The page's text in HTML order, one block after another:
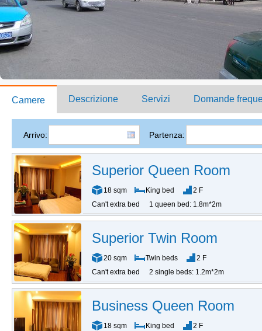
Camere Descrizione Servizi Domande
Arrivo: Partenza:
Superior Queen Room
18 sqm King bed
2 F
Can't extra bed
1 queen bed: 1.8m*2m
Superior Twin Room
20 sqm Twin beds
2 F
Can't extra bed
2 single beds: 1.2m*2m
Business Queen Room
18 sqm King bed
2 F